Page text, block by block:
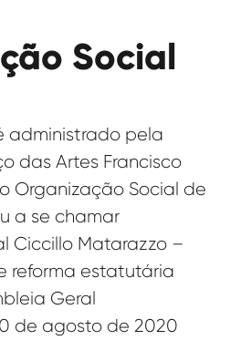
Social
administrado pela
das Artes Francisco
Organização Social de
a se chamar
Ciccillo Matarazzo –
reforma estatutária
Geral
de agosto de 2020